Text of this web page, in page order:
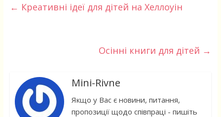
← Креативні ідеї для дітей на Хеллоуін
Осінні книги для дітей →
Mini-Rivne
Якщо у Вас є новини, питання,
пропозиції щодо співпраці - пишіть